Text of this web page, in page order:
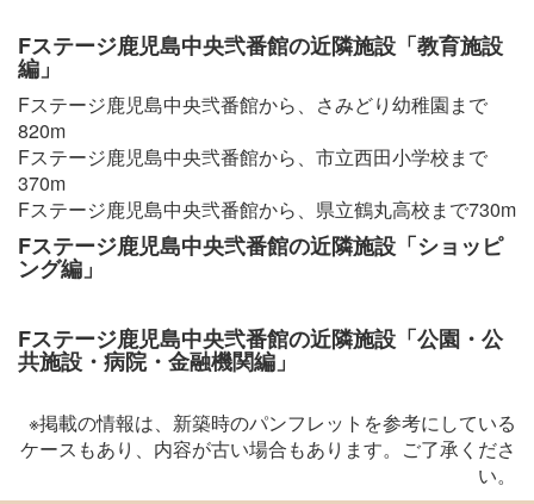
Fステージ鹿児島中央弐番館の近隣施設「教育施設
編」
Fステージ鹿児島中央弐番館から、さみどり幼稚園まで
820m
Fステージ鹿児島中央弐番館から、市立西田小学校まで
370m
Fステージ鹿児島中央弐番館から、県立鶴丸高校まで730m
Fステージ鹿児島中央弐番館の近隣施設「ショッピ
ング編」
Fステージ鹿児島中央弐番館の近隣施設「公園・公
共施設・病院・金融機関編」
※掲載の情報は、新築時のパンフレットを参考にしている
ケースもあり、内容が古い場合もあります。ご了承くださ
い。